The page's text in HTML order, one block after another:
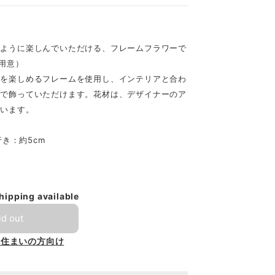
うに楽しんでいただける、フレームフラワーで
意）
楽しめるフレームを使用し、インテリアと合わ
飾っていただけます。花材は、デザイナーのア
ます。
：約5cm
available
out
まいの方向け